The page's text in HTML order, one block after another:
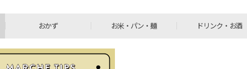
おかず お米・パン・麺 ドリンク・お酒